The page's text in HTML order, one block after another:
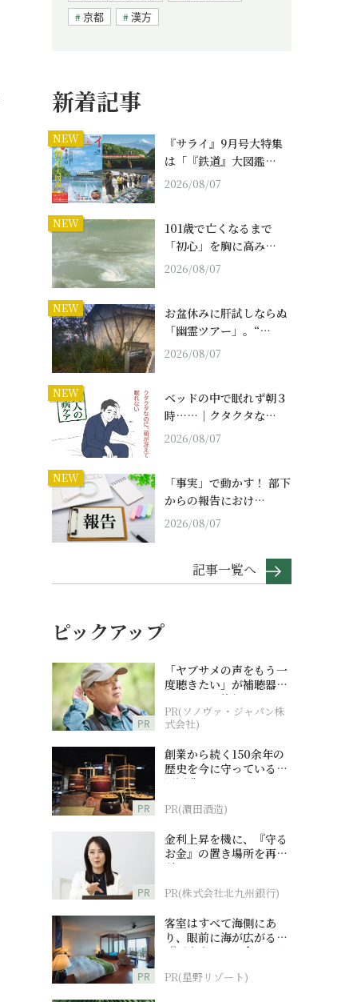
京都
漢方
新着記事
NEW
『サライ』9月号大特集
は「『鉄道』大図鑑…
2026/08/07
NEW
101歳で亡くなるまで
「初心」を胸に高み…
2026/08/07
NEW
お盆休みに肝試しならぬ
「幽霊ツアー」。“…
2026/08/07
NEW
ベッドの中で眠れず朝３
時……｜クタクタな…
2026/08/07
NEW
「事実」で動かす！ 部下
からの報告におけ…
2026/08/07
記事一覧へ
ピックアップ
PR
「ヤブサメの声をもう一
度聴きたい」が補聴器チ
ャレンジの後押しに
PR(ソノヴァ・ジャパン株
式会社)
PR
創業から続く150余年の
歴史を今に守っている濵
田酒造
PR(濵田酒造)
PR
金利上昇を機に、『守る
お金』の置き場所を再検
討
PR(株式会社北九州銀行)
PR
客室はすべて海側にあ
り、眼前に海が広がる
『西表島ホテル by 星野
PR(星野リゾート)